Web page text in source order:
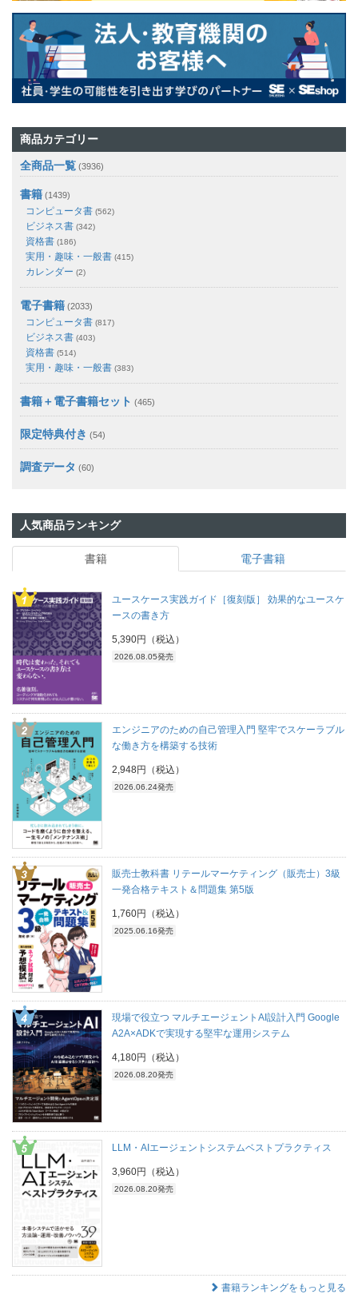
商品カテゴリー
全商品一覧 (3936)
書籍 (1439)
コンピュータ書 (562)
ビジネス書 (342)
資格書 (186)
実用・趣味・一般書 (415)
カレンダー (2)
電子書籍 (2033)
コンピュータ書 (817)
ビジネス書 (403)
資格書 (514)
実用・趣味・一般書 (383)
書籍＋電子書籍セット (465)
限定特典付き (54)
調査データ (60)
人気商品ランキング
書籍 電子書籍
ユースケース実践ガイド［復刻版］ 効果的なユースケ
ースの書き方
5,390円（税込）
2026.08.05発売
エンジニアのための自己管理入門 堅牢でスケーラブル
な働き方を構築する技術
2,948円（税込）
2026.06.24発売
販売士教科書 リテールマーケティング（販売士）3級
一発合格テキスト＆問題集 第5版
1,760円（税込）
2025.06.16発売
現場で役立つ マルチエージェントAI設計入門 Google
A2A×ADKで実現する堅牢な運用システム
4,180円（税込）
2026.08.20発売
LLM・AIエージェントシステムベストプラクティス
3,960円（税込）
2026.08.20発売
書籍ランキングをもっと見る